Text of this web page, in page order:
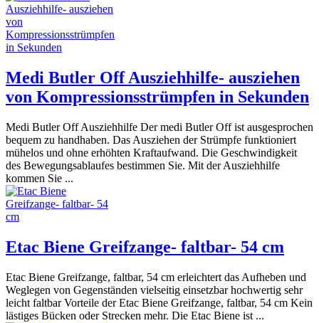
Medi Butler Off Ausziehhilfe- ausziehen
von Kompressionsstrümpfen in Sekunden
Medi Butler Off Ausziehhilfe Der medi Butler Off ist ausgesprochen
bequem zu handhaben. Das Ausziehen der Strümpfe funktioniert
mühelos und ohne erhöhten Kraftaufwand. Die Geschwindigkeit
des Bewegungsablaufes bestimmen Sie. Mit der Ausziehhilfe
kommen Sie ...
Etac Biene Greifzange- faltbar- 54 cm
Etac Biene Greifzange, faltbar, 54 cm erleichtert das Aufheben und
Weglegen von Gegenständen vielseitig einsetzbar hochwertig sehr
leicht faltbar Vorteile der Etac Biene Greifzange, faltbar, 54 cm Kein
lästiges Bücken oder Strecken mehr. Die Etac Biene ist ...